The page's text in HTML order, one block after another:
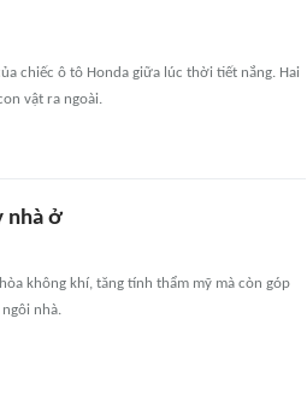
chiếc ô tô Honda giữa lúc thời tiết nắng. Hai
vật ra ngoài.
nhà ở
không khí, tăng tính thẩm mỹ mà còn góp
nhà.